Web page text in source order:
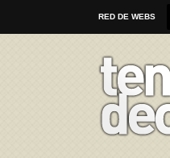
RED DE WEBS